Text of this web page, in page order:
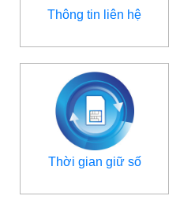
Thông tin liên hệ
Thời gian giữ số